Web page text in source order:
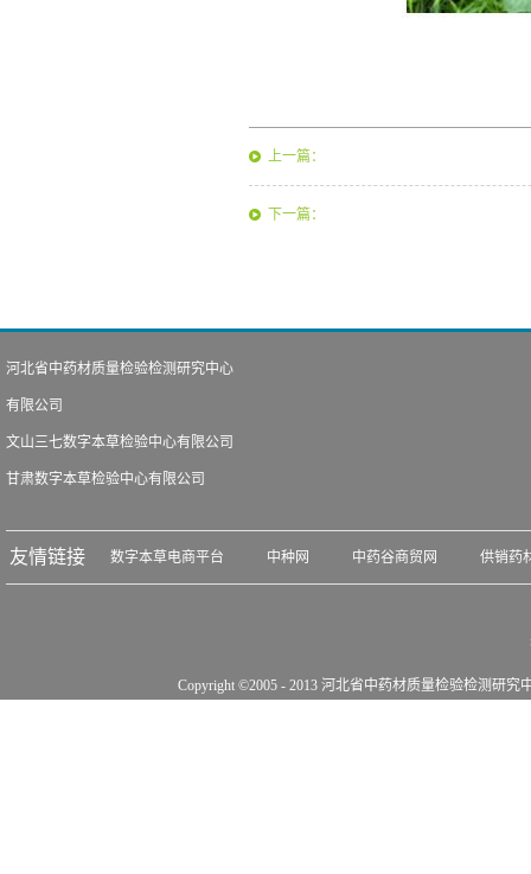
上一篇：
下一篇：
河北省中药材质量检验检测研究中心
有限公司
文山三七数字本草检验中心有限公司
甘肃数字本草检验中心有限公司
友情链接 数字本草电商平台 中种网 中药谷商贸网 供销药
Copyright ©2005 - 2013 河北省中药材质量检验检测研究